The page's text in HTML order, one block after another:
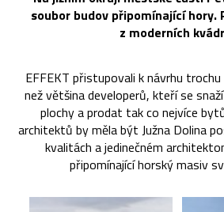
soubor budov připomínající hory.
z moderních
EFFEKT přistupovali k návrhu
než většina developerů, kteří se
plochy a prodat tak co nejvíce
architektů by měla být Južna Dolina
kvalitách a jedinečném
připomínající horský masiv